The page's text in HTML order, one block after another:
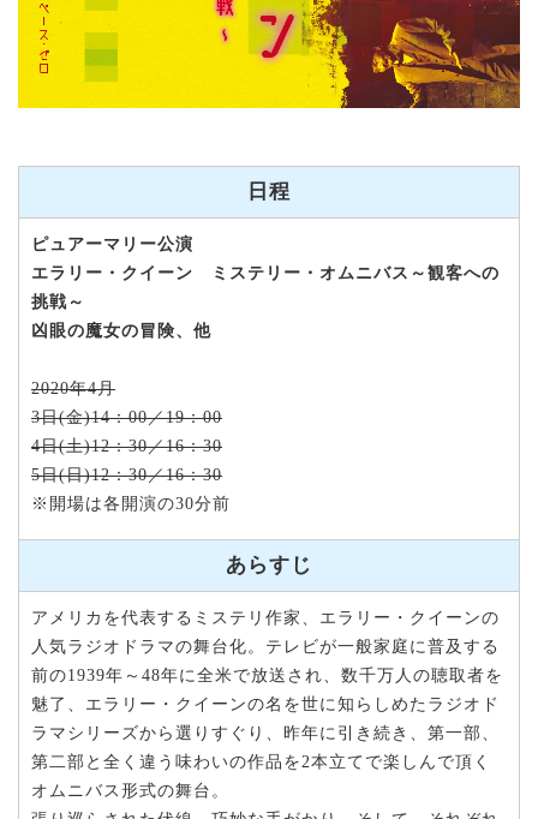
日程
ピュアーマリー公演
エラリー・クイーン ミステリー・オムニバス～観客への
挑戦～
凶眼の魔女の冒険、他
2020年4月
3日(金)14：00／19：00
4日(土)12：30／16：30
5日(日)12：30／16：30
※開場は各開演の30分前
あらすじ
アメリカを代表するミステリ作家、エラリー・クイーンの
人気ラジオドラマの舞台化。テレビが一般家庭に普及する
前の1939年～48年に全米で放送され、数千万人の聴取者を
魅了、エラリー・クイーンの名を世に知らしめたラジオド
ラマシリーズから選りすぐり、昨年に引き続き、第一部、
第二部と全く違う味わいの作品を2本立てで楽しんで頂く
オムニバス形式の舞台。